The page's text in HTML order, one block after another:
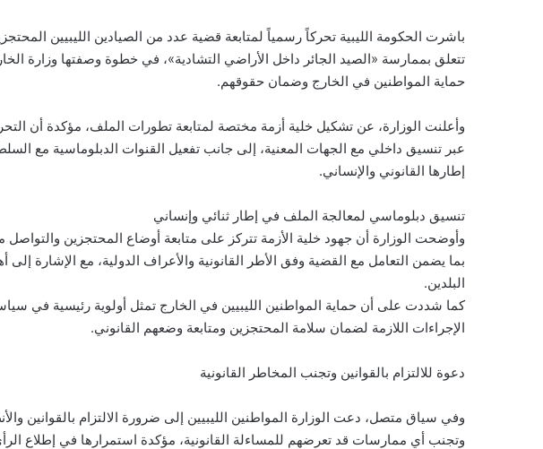
باشرت الحكومة الليبية تحركاً رسمياً لمتابعة قضية عدد من الصيادين الليبيين
تتعلق بممارسة «الصيد الجائر داخل الأراضي التشادية»، في خطوة وصفتها وزارة
حماية المواطنين في الخارج وضمان حقوقهم.
وأعلنت الوزارة، عن تشكيل خلية أزمة مختصة لمتابعة تطورات الملف، مؤكدة أن
عبر تنسيق داخلي مع الجهات المعنية، إلى جانب تفعيل القنوات الدبلوماسية مع
إطارها القانوني والإنساني.
تنسيق دبلوماسي لمعالجة الملف في إطار ثنائي وإنساني
وأوضحت الوزارة أن جهود خلية الأزمة تتركز على متابعة أوضاع المحتجزين والتواصل
بما يضمن التعامل مع القضية وفق الأطر القانونية والأعراف الدولية، مع الإشارة إلى
البلدين.
كما شددت على أن حماية المواطنين الليبيين في الخارج تمثل أولوية رئيسية في
الإجراءات اللازمة لضمان سلامة المحتجزين ومتابعة وضعهم القانوني.
دعوة للالتزام بالقوانين وتجنب المخاطر القانونية
وفي سياق متصل، دعت الوزارة المواطنين الليبيين إلى ضرورة الالتزام بالقوانين
وتجنب أي ممارسات قد تعرضهم للمساءلة القانونية، مؤكدة استمرارها في إطلاع